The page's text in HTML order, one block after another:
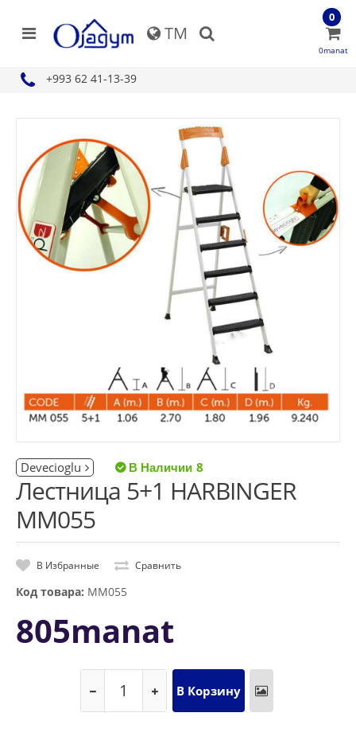
TM
+993 62 41-13-39
0
0manat
Devecioglu 8
Лестница 5+1 HARBINGER
MM055
В Избранные Сравнить
Код товара: MM055
805manat